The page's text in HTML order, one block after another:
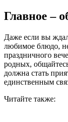
Главное ‒
Даже если вы
любимое блюдо,
праздничного
родных,
должна стать
единственным
Читайте также: